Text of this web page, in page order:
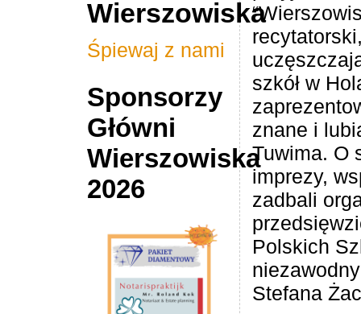
Wierszowiska
Śpiewaj z nami
Sponsorzy
Główni
Wierszowiska
2026
szkół w
znane i
Tuwima. O
imprezy,
zadbali
Polskich
Stefana